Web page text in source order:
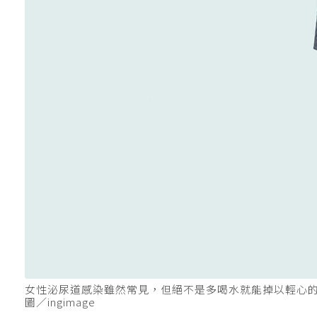
女性泌尿道感染雖然常見，但絕不是多喝水就能掉以輕心
圖／ingimage